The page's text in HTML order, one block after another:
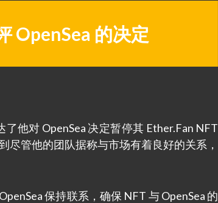
OpenSea 的决定
他对 OpenSea 决定暂停其 Ether.Fan NFT
尽管他的团队据称与市场有着良好的关系，
保持联系，确保 NFT 与 OpenSea 的